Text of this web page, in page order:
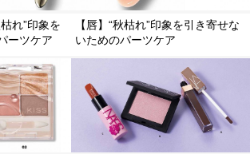
れ”印象を
ーツケア
【唇】“秋枯れ”印象を引き寄せな
いためのパーツケア